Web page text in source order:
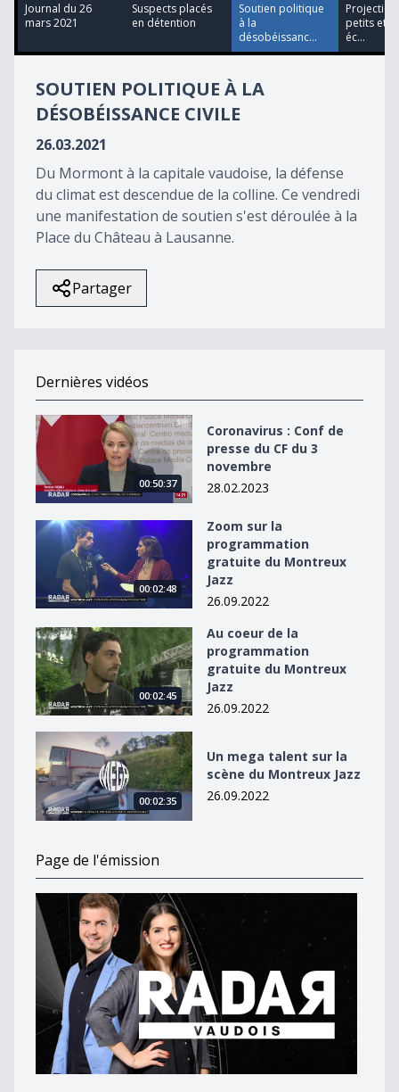
13
minutes,
seconds
Journal du 26
mars 2021
Suspects placés
en détention
Soutien politique
à la
désobéissanc...
petits et
éc...
SOUTIEN POLITIQUE À LA
DÉSOBÉISSANCE CIVILE
26.03.2021
Du Mormont à la capitale vaudoise, la défense
du climat est descendue de la colline. Ce vendredi
une manifestation de soutien s'est déroulée à la
Place du Château à Lausanne.
Partager
Dernières vidéos
Coronavirus : Conf de presse du CF du 3 novembre
00:50:37
Coronavirus : Conf de
presse du CF du 3
novembre
28.02.2023
Zoom sur la programmation gratuite du Montreux
00:02:48
Zoom sur la
programmation
gratuite du Montreux
Jazz
26.09.2022
Au coeur de la programmation gratuite du Montreux
00:02:45
Au coeur de la
programmation
gratuite du Montreux
Jazz
26.09.2022
Un mega talent sur la scène du Montreux Jazz
00:02:35
Un mega talent sur la
scène du Montreux Jazz
26.09.2022
Page de l'émission